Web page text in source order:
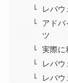
レバ
アドバ
ツ
実際に
レバ
レバ